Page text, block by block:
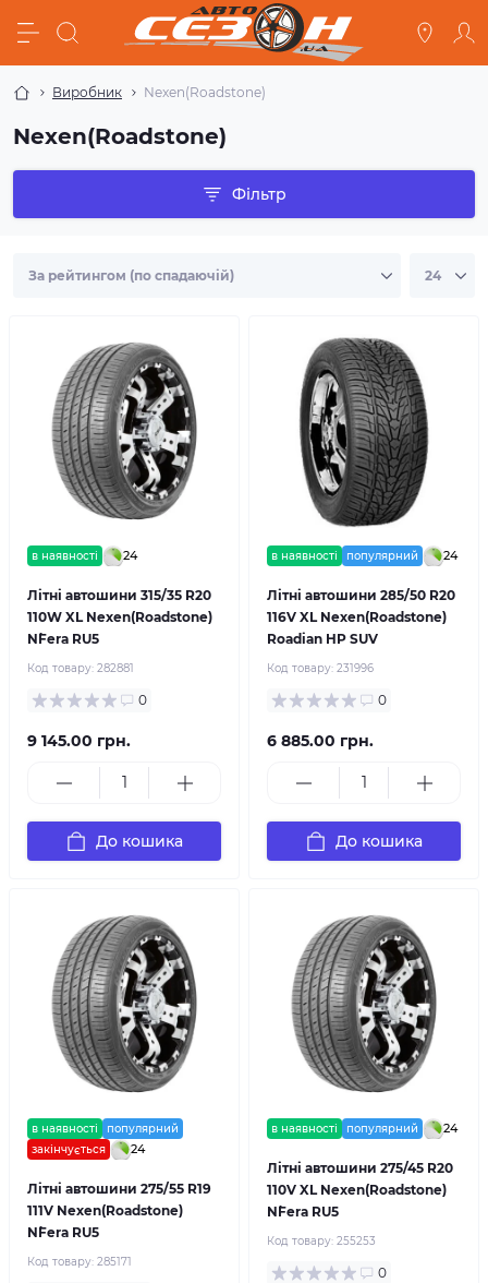
Виробник Nexen(Roadstone)
Nexen(Roadstone)
Фільтр
в наявності 24
Літні автошини 315/35 R20
110W XL Nexen(Roadstone)
N`Fera RU5
Код товару: 282881
0
9 145.00 грн.
До кошика
в наявності популярний 24
Літні автошини 285/50 R20
116V XL Nexen(Roadstone)
Roadian HP SUV
Код товару: 231996
0
6 885.00 грн.
До кошика
в наявності
популярний
закінчується
24
Літні автошини 275/55 R19
111V Nexen(Roadstone)
N`Fera RU5
Код товару: 285171
в наявності популярний 24
Літні автошини 275/45 R20
110V XL Nexen(Roadstone)
N`Fera RU5
Код товару: 255253
0